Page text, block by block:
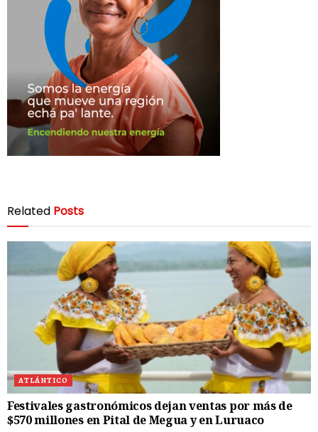
Related Posts
ATLÁNTICO
Festivales gastronómicos dejan ventas por más de
$570 millones en Pital de Megua y en Luruaco